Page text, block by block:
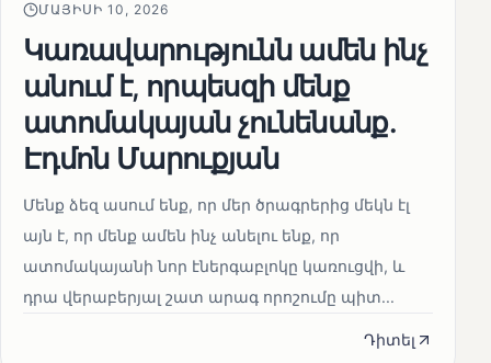
ՄԱՅԻՍԻ 10, 2026
Կառավարությունն ամեն ինչ
անում է, որպեսզի մենք
ատոմակայան չունենանք․
Էդմոն Մարուքյան
Մենք ձեզ ասում ենք, որ մեր ծրագրերից մեկն էլ
այն է, որ մենք ամեն ինչ անելու ենք, որ
ատոմակայանի նոր էներգաբլոկը կառուցվի, և
դրա վերաբերյալ շատ արագ որոշումը պիտ...
Դիտել